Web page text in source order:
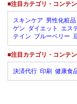
■注目カテゴリ・コンテ
スキンケア 男性化粧品
ゲン ダイエット エス
テイン ブルーベリー
■注目カテゴリ・コンテ
決済代行 印刷 健康食